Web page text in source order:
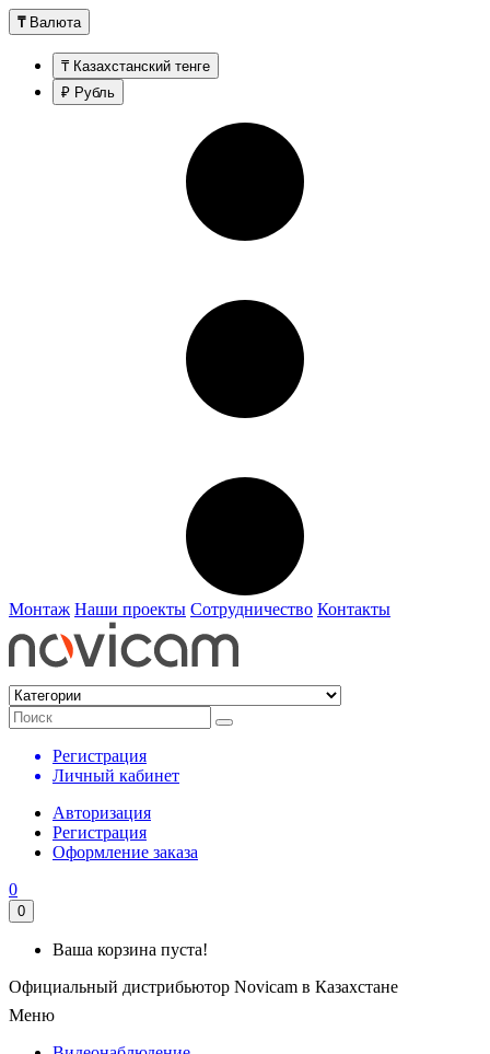
₸ Валюта
₸ Казахстанский тенге
₽ Рубль
Монтаж Наши проекты Сотрудничество Контакты
Регистрация
Личный кабинет
Авторизация
Регистрация
Оформление заказа
0
0
Ваша корзина пуста!
Официальный дистрибьютор Novicam в Казахстане
Меню